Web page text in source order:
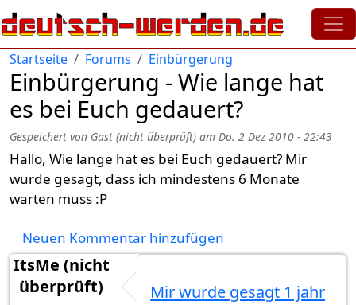
Direkt zum Inhalt
Startseite Forums Einbürgerung
Einbürgerung - Wie lange hat
es bei Euch gedauert?
Gespeichert von Gast (nicht überprüft) am Do. 2 Dez 2010 - 22:43
Hallo, Wie lange hat es bei Euch gedauert? Mir
wurde gesagt, dass ich mindestens 6 Monate
warten muss :P
Neuen Kommentar hinzufügen
ItsMe (nicht
überprüft)
Mir wurde gesagt 1 jahr